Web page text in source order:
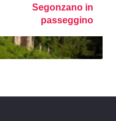
Segonzano in
passeggino